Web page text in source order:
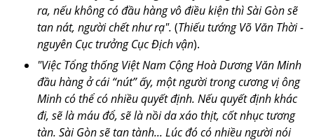
ra, nếu không có đầu hàng vô điều kiện thì Sài Gòn sẽ
tan nát, người chết như rạ".(Thiếu tướng Võ Văn Thời -
nguyên Cục trưởng Cục Địch vận).
"Việc Tổng thống Việt Nam Cộng Hoà Dương Văn Minh
đầu hàng ở cái “nút” ấy, một người trong cương vị ông
Minh có thể có nhiều quyết định. Nếu quyết định khác
đi, sẽ là máu đổ, sẽ là nồi da xáo thịt, cốt nhục tương
tàn. Sài Gòn sẽ tan tành... Lúc đó có nhiều người nói